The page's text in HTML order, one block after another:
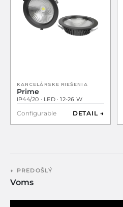
KANCELÁRSKE RIEŠENIA
Prime
IP44/20 · LED · 12-26 W
Configurable DETAIL →
← PREDOŠLÝ
Voms